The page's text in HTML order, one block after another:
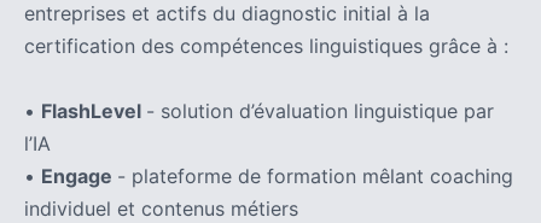
entreprises et actifs du diagnostic initial à la
certification des compétences linguistiques grâce à :
• FlashLevel - solution d’évaluation linguistique par
l’IA
• Engage - plateforme de formation mêlant coaching
individuel et contenus métiers